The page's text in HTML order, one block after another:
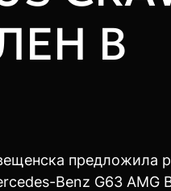
В
предложила
Benz G63 AMG